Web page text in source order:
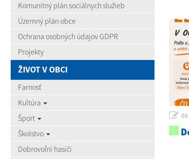
Komunitný plán sociálnych služieb
Územný plán obce
Ochrana osobných údajov GDPR
Projekty
ŽIVOT V OBCI
Farnosť
Kultúra
Šport
Školstvo
Dobrovoľní hasiči